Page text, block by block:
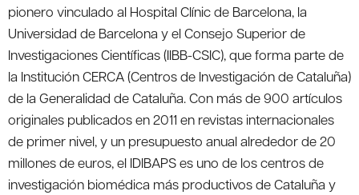
pionero vinculado al Hospital Clínic de Barcelona, la
Universidad de Barcelona y el Consejo Superior de
Investigaciones Científicas (IIBB-CSIC), que forma parte de
la Institución CERCA (Centros de Investigación de Cataluña)
de la Generalidad de Cataluña. Con más de 900 artículos
originales publicados en 2011 en revistas internacionales
de primer nivel, y un presupuesto anual alrededor de 20
millones de euros, el IDIBAPS es uno de los centros de
investigación biomédica más productivos de Cataluña y